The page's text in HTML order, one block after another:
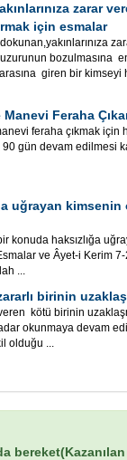
zarar
için esmalar
bozulmasına
giren bir kimseyi
Feraha
feraha çıkmak
gün devam edilmesi
uğrayan
konuda haksızlığa
ve Âyet-i Kerim
...
birinin
kötü birinin
okunmaya devam
olduğu ...
bereket(Kazanılan